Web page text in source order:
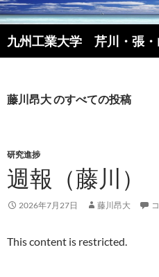
コ
ン
テ
ン
へ
ス
プ
九州工業大学 芹川・張・
検
索
藤川昂大 のすべての投稿
研究進捗
週報（藤川）
2026年7月27日 藤川昂大
This content is restricted.